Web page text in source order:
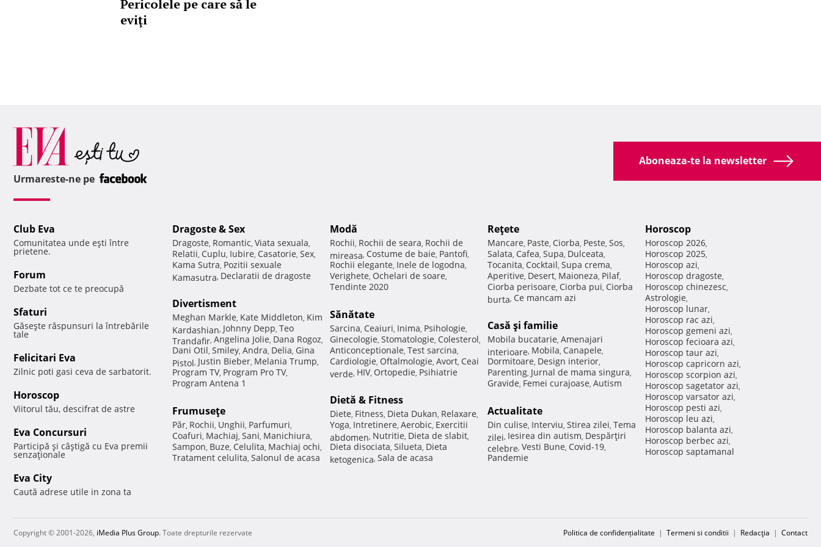
Pericolele pe care să le
eviţi
Aboneaza-te la newsletter
Urmareste-ne pe
Club Eva
Comunitatea unde eşti între
prietene.
Forum
Dezbate tot ce te preocupă
Sfaturi
Găseşte răspunsuri la întrebările
tale
Felicitari Eva
Zilnic poti gasi ceva de sarbatorit.
Horoscop
Viitorul tău, descifrat de astre
Eva Concursuri
Participă şi câştigă cu Eva premii
senzaţionale
Eva City
Caută adrese utile in zona ta
Dragoste & Sex
Dragoste, Romantic, Viata sexuala,
Relatii, Cuplu, Iubire, Casatorie, Sex,
Kama Sutra, Pozitii sexuale
Kamasutra, Declaratii de dragoste
Divertisment
Meghan Markle, Kate Middleton, Kim
Kardashian, Johnny Depp, Teo
Trandafir, Angelina Jolie, Dana Rogoz,
Dani Otil, Smiley, Andra, Delia, Gina
Pistol, Justin Bieber, Melania Trump,
Program TV, Program Pro TV,
Program Antena 1
Frumuseţe
Păr, Rochii, Unghii, Parfumuri,
Coafuri, Machiaj, Sani, Manichiura,
Sampon, Buze, Celulita, Machiaj ochi,
Tratament celulita, Salonul de acasa
Modă
Rochii, Rochii de seara, Rochii de
mireasa, Costume de baie, Pantofi,
Rochii elegante, Inele de logodna,
Verighete, Ochelari de soare,
Tendinte 2020
Sănătate
Sarcina, Ceaiuri, Inima, Psihologie,
Ginecologie, Stomatologie, Colesterol,
Anticonceptionale, Test sarcina,
Cardiologie, Oftalmologie, Avort, Ceai
verde, HIV, Ortopedie, Psihiatrie
Dietă & Fitness
Diete, Fitness, Dieta Dukan, Relaxare,
Yoga, Intretinere, Aerobic, Exercitii
abdomen, Nutritie, Dieta de slabit,
Dieta disociata, Silueta, Dieta
ketogenica, Sala de acasa
Reţete
Mancare, Paste, Ciorba, Peste, Sos,
Salata, Cafea, Supa, Dulceata,
Tocanita, Cocktail, Supa crema,
Aperitive, Desert, Maioneza, Pilaf,
Ciorba perisoare, Ciorba pui, Ciorba
burta, Ce mancam azi
Casă şi familie
Mobila bucatarie, Amenajari
interioare, Mobila, Canapele,
Dormitoare, Design interior,
Parenting, Jurnal de mama singura,
Gravide, Femei curajoase, Autism
Actualitate
Din culise, Interviu, Stirea zilei, Tema
zilei, Iesirea din autism, Despărţiri
celebre, Vesti Bune, Covid-19,
Pandemie
Horoscop
Horoscop 2026,
Horoscop 2025,
Horoscop azi,
Horoscop dragoste,
Horoscop chinezesc,
Astrologie,
Horoscop lunar,
Horoscop rac azi,
Horoscop gemeni azi,
Horoscop fecioara azi,
Horoscop taur azi,
Horoscop capricorn azi,
Horoscop scorpion azi,
Horoscop sagetator azi,
Horoscop varsator azi,
Horoscop pesti azi,
Horoscop leu azi,
Horoscop balanta azi,
Horoscop berbec azi,
Horoscop saptamanal
Copyright © 2001-2026, iMedia Plus Group. Toate drepturile rezervate Politica de confidențialitate | Termeni si conditii | Redacţia | Contact